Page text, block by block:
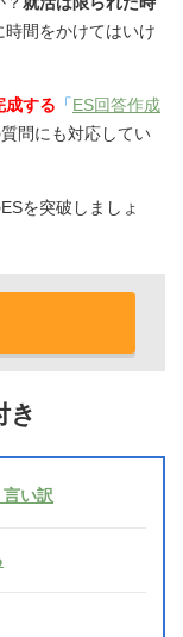
時間をかけてはいけ
成する 「ES回答作成
問にも対応してい
を突破しましょ
き
言い訳